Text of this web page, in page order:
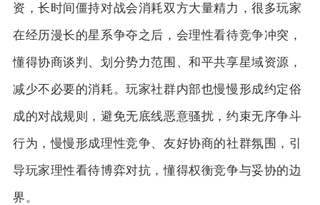
资，长时间僵持对战会消耗双方大量精力，很多玩家
在经历漫长的星系争夺之后，会理性看待竞争冲突，
懂得协商谈判、划分势力范围、和平共享星域资源，
减少不必要的消耗。玩家社群内部也慢慢形成约定俗
成的对战规则，避免无底线恶意骚扰，约束无序争斗
行为，慢慢形成理性竞争、友好协商的社群氛围，引
导玩家理性看待博弈对抗，懂得权衡竞争与妥协的边
界。